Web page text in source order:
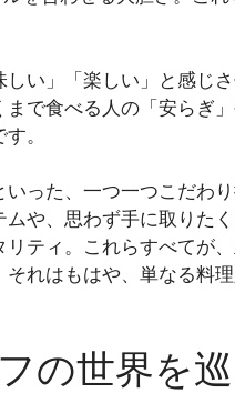
い」「楽しい」と感じ
で食べる人の「安らぎ
。
った、一つ一つこだわ
や、思わず手に取りた
ティ。これらすべてが
れはもはや、単なる料
の世界を